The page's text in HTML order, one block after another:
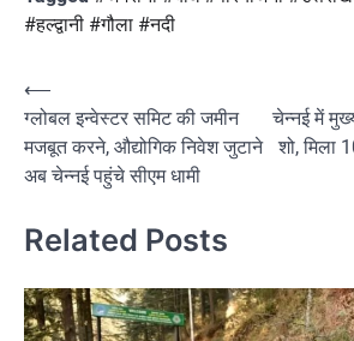
#हल्द्वानी #गौला #नदी
Post
navigation
⟵
ग्लोबल इन्वेस्टर समिट की जमीन
मजबूत करने, औद्योगिक निवेश जुटाने
अब चेन्नई पहुंचे सीएम धामी
चेन्नई में
शो, मिला
Related Posts